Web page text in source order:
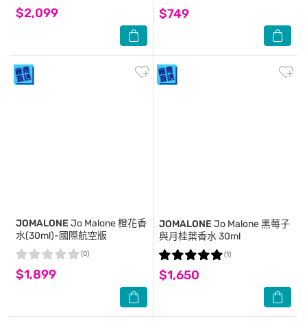
$2,099 $749
JOMALONE Jo Malone 橙花香
水(30ml)-國際航空版
$1,899
(0)
JOMALONE Jo Malone 黑莓子
與月桂葉香水 30ml
$1,650
(1)